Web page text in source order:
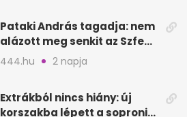
Pataki András tagadja: nem
alázott meg senkit az Szfe
felvételijén
444.hu 2 napja
Extrákból nincs hiány: új
korszakba lépett a soproni